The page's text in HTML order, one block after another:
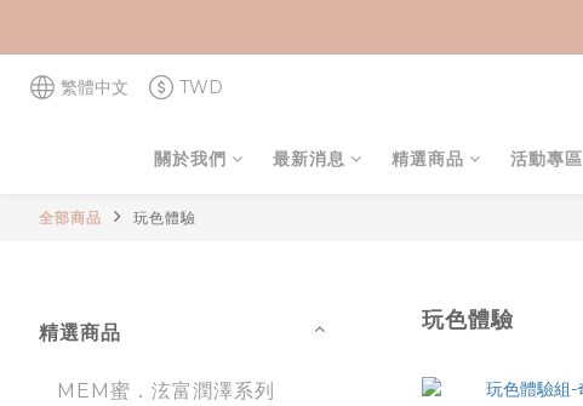
繁體中文
TWD
關於我們 最新消息 精選商品 活動專區
全部商品 玩色體驗
精選商品
MEM蜜．泫富潤澤系列
玩色體驗